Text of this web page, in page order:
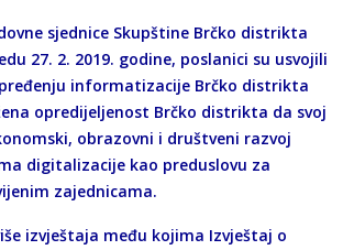
sjednice Skupštine Brčko distrikta
27. 2. 2019. godine, poslanici su usvojili
informatizacije Brčko distrikta
opredijeljenost Brčko distrikta da svoj
obrazovni i društveni razvoj
digitalizacije kao preduslovu za
zajednicama.
izvještaja među kojima Izvještaj o